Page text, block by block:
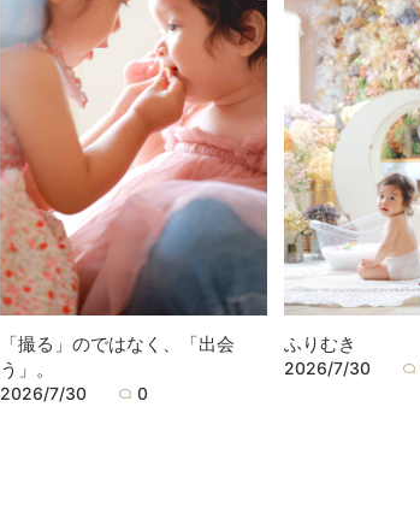
「撮る」のではなく、「出会
う」。
2026/7/30 0
ふりむき
2026/7/30